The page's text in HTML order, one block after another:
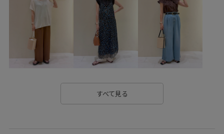
きれいめコーデ コラボアイテム ROPÉ PICNIC
ウェーブ 乾燥
シャツ/ブラウス パンツ バッグ ショルダーバッグ
シューズ GDH16280 GDS16220
26RPUVCARE
26SS10r 26SS15 26SS20
すべて見る